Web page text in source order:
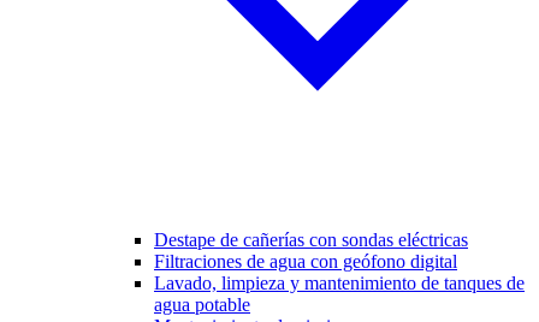
Destape de cañerías con sondas eléctricas
Filtraciones de agua con geófono digital
Lavado, limpieza y mantenimiento de tanques de
agua potable